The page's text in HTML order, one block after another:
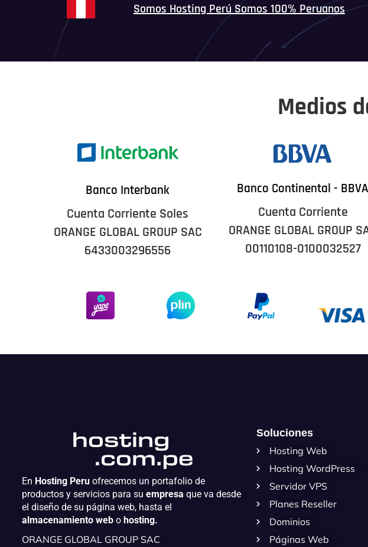
Somos Hosting Perú Somos 100% Peruanos
Medios
Banco Interbank
Cuenta Corriente Soles
ORANGE GLOBAL GROUP SAC
6433003296556
Banco Continental - BBVA
Cuenta Corriente
ORANGE GLOBAL GROUP
00110108-0100032527
En Hosting Peruofrecemos un portafolio de
productos y servicios para su empresa que va desde
el diseño de su página web, hasta el
almacenamiento webo hosting.
ORANGE GLOBAL GROUP SAC
Soluciones
Hosting Web
Hosting WordPress
Servidor VPS
Planes Reseller
Dominios
Páginas Web